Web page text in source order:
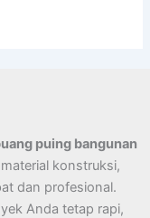
puing bangunan
konstruksi,
dan profesional.
Anda tetap rapi,